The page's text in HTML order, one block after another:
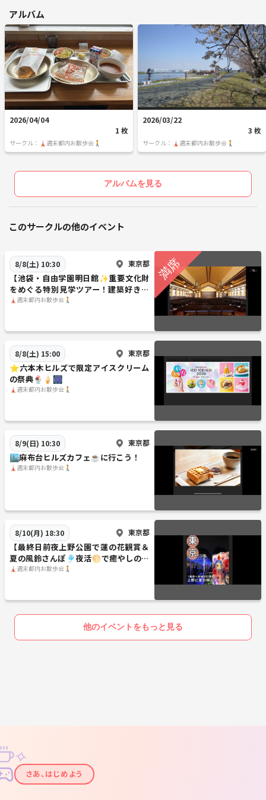
アルバム
2026/04/04
1 枚
サークル：🗼週末都内お散歩会🚶
2026/03/22
3 枚
サークル：🗼週末都内お散歩会🚶
アルバムを見る
このサークルの他のイベント
8/8(土) 10:30 東京都
【池袋・自由学園明日館✨重要文化財
をめぐる特別見学ツアー！建築好き歓
迎／
🗼週末都内お散歩会🚶
8/8(土) 15:00 東京都
⭐️六本木ヒルズで限定アイスクリーム
の祭典🍨🍦🎆
🗼週末都内お散歩会🚶
8/9(日) 10:30 東京都
🏙️麻布台ヒルズカフェ☕️に行こう！
🗼週末都内お散歩会🚶
8/10(月) 18:30 東京都
【最終日前夜上野公園で蓮の花観賞＆
夏の風鈴さんぽ🎐夜活🌕で癒やしのひ
とときを体験！
🗼週末都内お散歩会🚶
他のイベントをもっと見る
✦
✧
さあ、はじめよう